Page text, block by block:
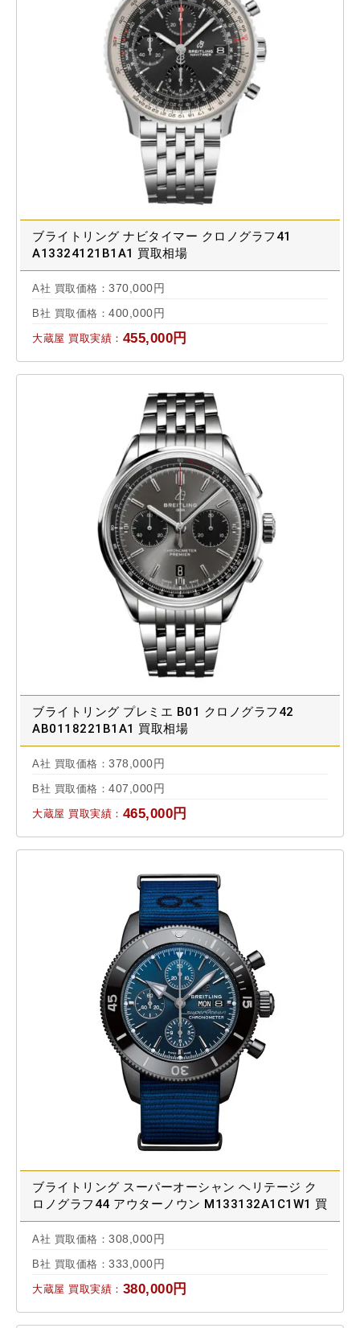
ブライトリング ナビタイマー クロノグラフ41
A13324121B1A1 買取相場
A社 買取価格： 370,000円
B社 買取価格： 400,000円
大蔵屋 買取実績： 455,000円
ブライトリング プレミエ B01 クロノグラフ42
AB0118221B1A1 買取相場
A社 買取価格： 378,000円
B社 買取価格： 407,000円
大蔵屋 買取実績： 465,000円
ブライトリング スーパーオーシャン ヘリテージ ク
ロノグラフ44 アウターノウン M133132A1C1W1 買
取相場
A社 買取価格： 308,000円
B社 買取価格： 333,000円
大蔵屋 買取実績： 380,000円